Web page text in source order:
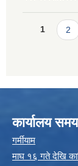
Pages
1 2
कार्यालय समय
गर्मीयाम
माघ १६ गते देखि